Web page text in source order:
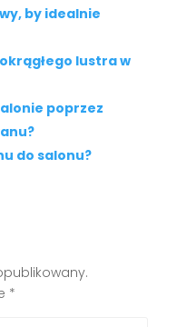
by idealnie
lustra w
poprzez
do salonu?
*